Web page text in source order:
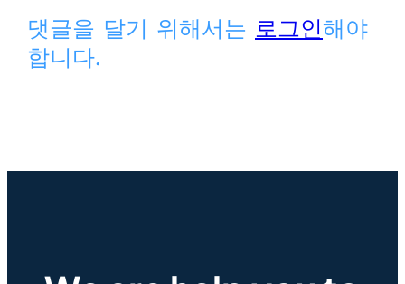
댓글을 달기 위해서는 로그인해야
합니다.